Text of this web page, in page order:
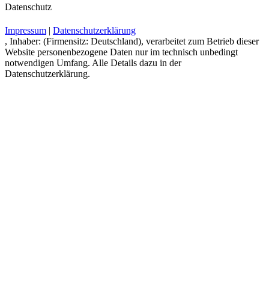
Datenschutz
Impressum | Datenschutzerklärung
, Inhaber: (Firmensitz: Deutschland), verarbeitet zum Betrieb dieser
Website personenbezogene Daten nur im technisch unbedingt
notwendigen Umfang. Alle Details dazu in der
Datenschutzerklärung.